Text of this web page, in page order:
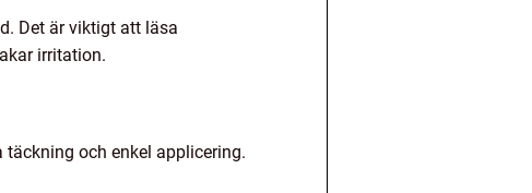
Det är viktigt att läsa
irritation.
och enkel applicering.